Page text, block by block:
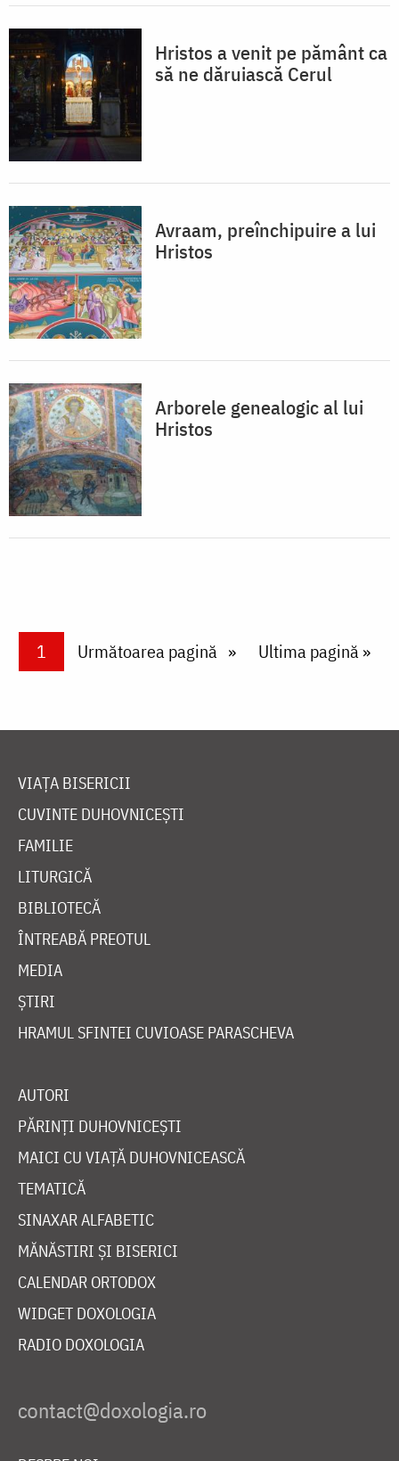
Hristos a venit pe pământ ca
să ne dăruiască Cerul
Avraam, preînchipuire a lui
Hristos
Arborele genealogic al lui
Hristos
PaginareCurrent page
1 Next page
Următoarea pagină Last page
Ultima pagină »
VIAȚA BISERICII
CUVINTE DUHOVNICEȘTI
FAMILIE
LITURGICĂ
BIBLIOTECĂ
ÎNTREABĂ PREOTUL
MEDIA
ȘTIRI
HRAMUL SFINTEI CUVIOASE PARASCHEVA
AUTORI
PĂRINȚI DUHOVNICEȘTI
MAICI CU VIAȚĂ DUHOVNICEASCĂ
TEMATICĂ
SINAXAR ALFABETIC
MĂNĂSTIRI ȘI BISERICI
CALENDAR ORTODOX
WIDGET DOXOLOGIA
RADIO DOXOLOGIA